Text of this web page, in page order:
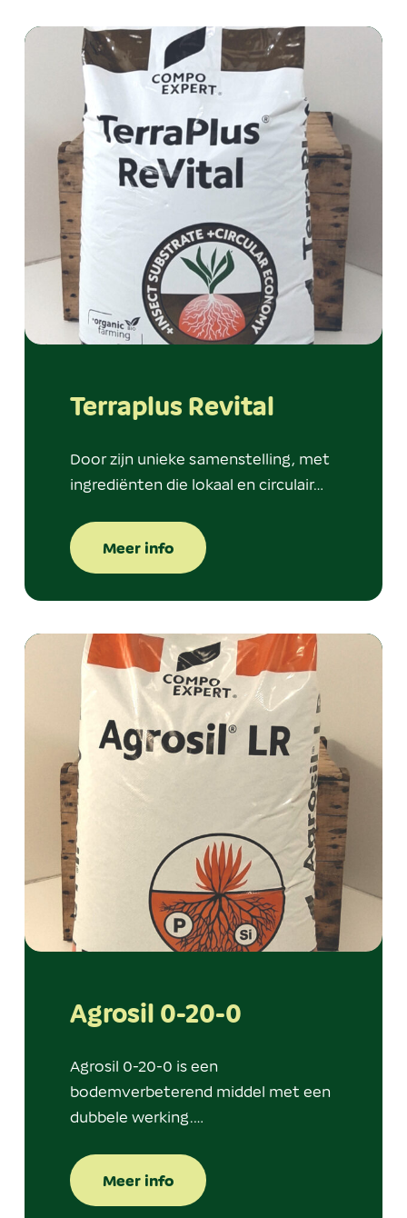
Terraplus Revital
Door zijn unieke samenstelling, met
ingrediënten die lokaal en circulair…
Meer info
Agrosil 0-20-0
Agrosil 0-20-0 is een
bodemverbeterend middel met een
dubbele werking.…
Meer info